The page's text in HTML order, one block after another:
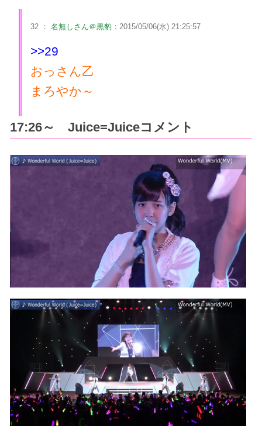
32 ： 名無しさん＠黒豹 ：2015/05/06(水) 21:25:57
>>29
おっさん乙
まろやか～
17:26～ Juice=Juiceコメント